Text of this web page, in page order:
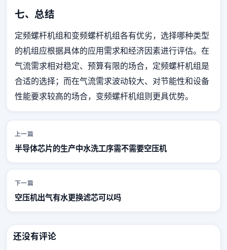
七、总结
定频螺杆机组和变频螺杆机组各有优劣，选择哪种类型
的机组应根据具体的应用需求和经济因素进行评估。在
气流需求相对稳定、预算有限的场合，定频螺杆机组是
合适的选择；而在气流需求波动较大、对节能性和设备
性能要求较高的场合，变频螺杆机组则更具优势。
上一篇
半导体芯片的生产中水洗工序需不需要空压机
下一篇
空压机出气有水更换滤芯可以吗
还没有评论